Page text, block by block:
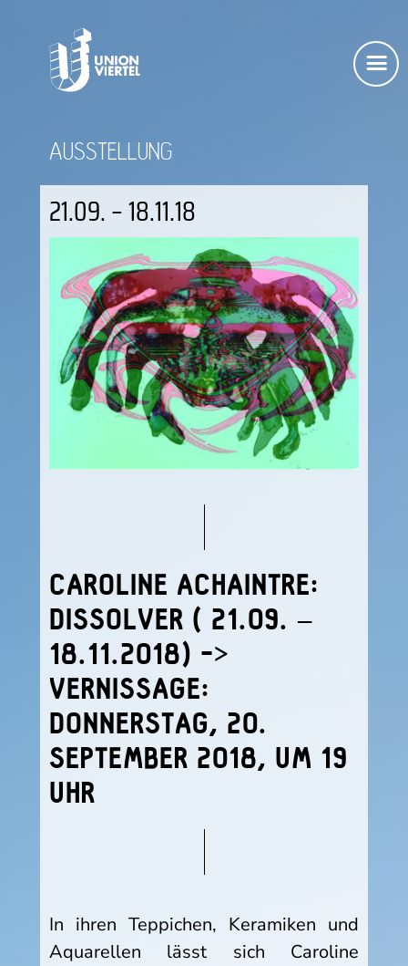
AUSSTELLUNG
21.09. – 18.11.18
CAROLINE ACHAINTRE:
DISSOLVER ( 21.09. –
18.11.2018) ->
VERNISSAGE:
DONNERSTAG, 20.
SEPTEMBER 2018, UM 19
UHR
In ihren Teppichen, Keramiken und
Aquarellen lässt sich Caroline